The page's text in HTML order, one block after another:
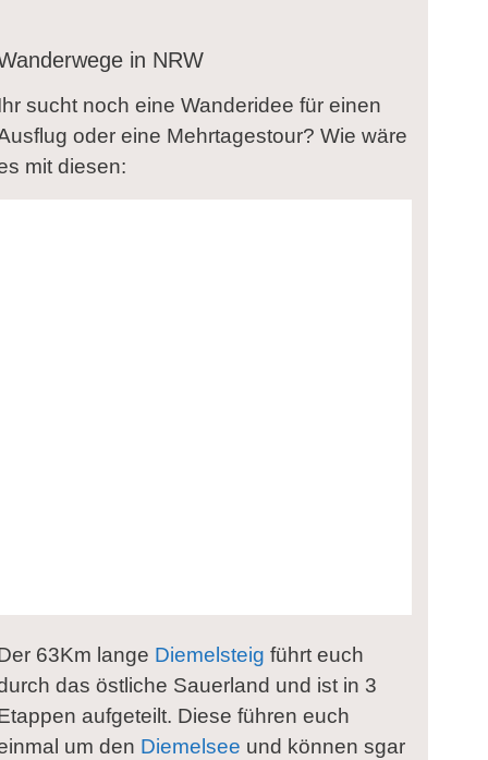
in NRW
sucht noch eine Wanderidee für einen
oder eine Mehrtagestour? Wie wäre
mit diesen:
63Km lange Diemelsteig führt euch
das östliche Sauerland und ist in 3
aufgeteilt. Diese führen euch
um den Diemelsee und können sgar